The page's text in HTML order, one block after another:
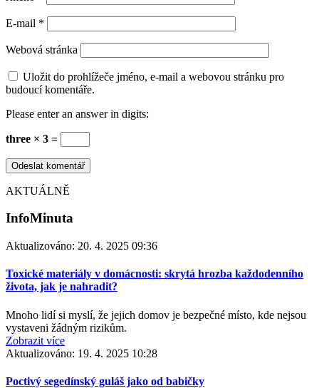
E-mail *
Webová stránka
Uložit do prohlížeče jméno, e-mail a webovou stránku pro
budoucí komentáře.
Please enter an answer in digits:
three × 3 =
AKTUÁLNĚ
InfoMinuta
Aktualizováno: 20. 4. 2025 09:36
Toxické materiály v domácnosti: skrytá hrozba každodenního
života, jak je nahradit?
Mnoho lidí si myslí, že jejich domov je bezpečné místo, kde nejsou
vystaveni žádným rizikům.
Zobrazit více
Aktualizováno: 19. 4. 2025 10:28
Poctivý segedínský guláš jako od babičky